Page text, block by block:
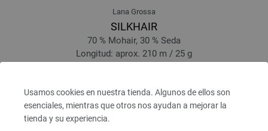
Usamos cookies en nuestra tienda. Algunos de ellos son
esenciales, mientras que otros nos ayudan a mejorar la
tienda y su experiencia.
Lana Grossa
SILKHAIR
70 % Mohair, 30 % Seda
Longitud: aprox. 210 m / 25 g
9,76 $
IVA no incluido, más gastos de envío, Precio base: 334,40 € / kg
prev